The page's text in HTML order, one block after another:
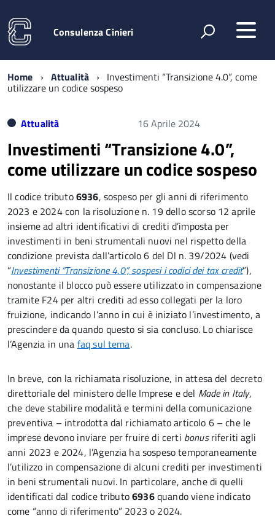
Consulenza Cinieri
Home Attualità Investimenti “Transizione 4.0”, come
utilizzare un codice sospeso
Attualità 16 Aprile 2024
Investimenti “Transizione 4.0”,
come utilizzare un codice sospeso
Il codice tributo6936, sospeso per gli anni di riferimento
2023 e 2024 con la risoluzione n. 19 dello scorso 12 aprile
insieme ad altri identificativi di crediti d’imposta per
investimenti in beni strumentali nuovi nel rispetto della
condizione prevista dall’articolo 6 del Dl n. 39/2024 (vedi
“Investimenti “Transizione 4.0”, sospesi i codici dei tax credit”),
nonostante il blocco può essere utilizzato in compensazione
tramite F24 per altri crediti ad esso collegati per la loro
fruizione, indicando l’anno in cui è iniziato l’investimento, a
prescindere da quando questo si sia concluso. Lo chiarisce
l’Agenzia in una faq sul tema.
In breve, con la richiamata risoluzione, in attesa del decreto
direttoriale del ministero delle Imprese e del Made in Italy,
che deve stabilire modalità e termini della comunicazione
preventiva – introdotta dal richiamato articolo 6 – che le
imprese devono inviare per fruire di certi bonusriferiti agli
anni 2023 e 2024, l’Agenzia ha sospeso temporaneamente
l’utilizzo in compensazione di alcuni crediti per investimenti
in beni strumentali nuovi. In particolare, anche di quelli
identificati dal codice tributo6936quando viene indicato
come “anno di riferimento” 2023 o 2024.